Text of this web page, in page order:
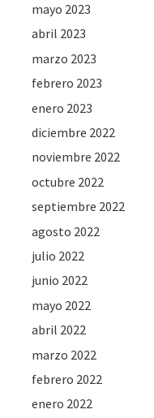
mayo 2023
abril 2023
marzo 2023
febrero 2023
enero 2023
diciembre 2022
noviembre 2022
octubre 2022
septiembre 2022
agosto 2022
julio 2022
junio 2022
mayo 2022
abril 2022
marzo 2022
febrero 2022
enero 2022